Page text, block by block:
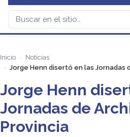
Inicio
Noticias
Jorge Henn disertó en las Jornadas
Jorge Henn
Jornadas de
Provincia